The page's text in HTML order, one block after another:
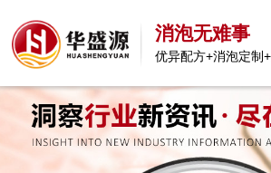
消泡无难事
优异配方+消泡定制